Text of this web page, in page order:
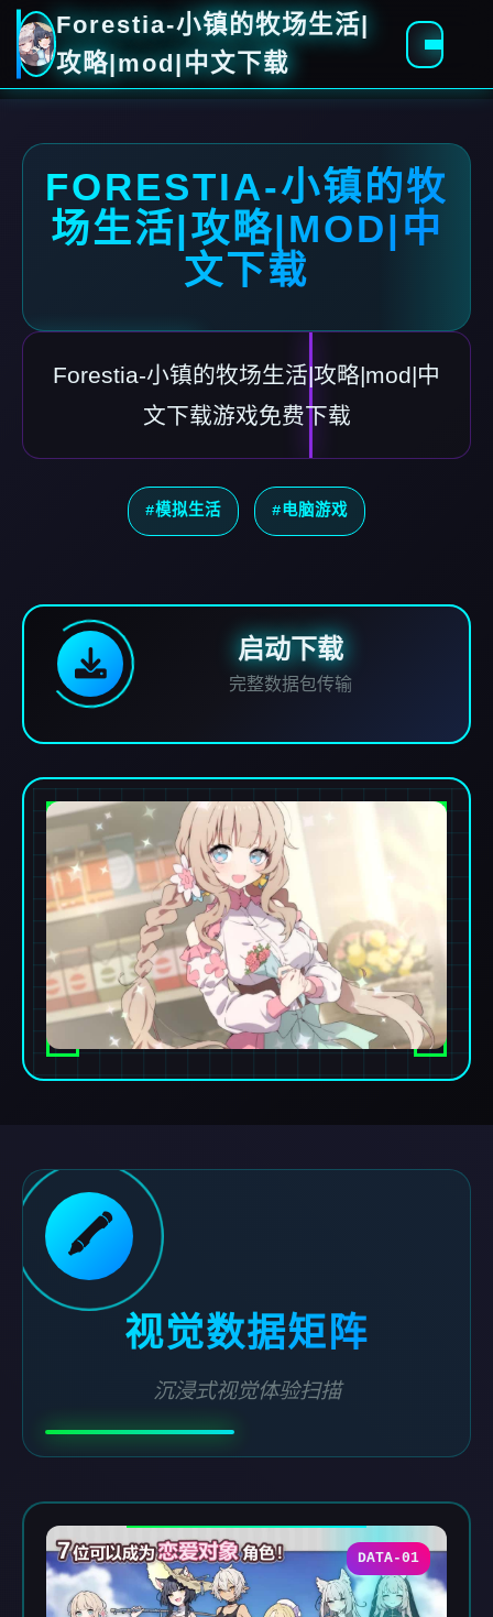
Forestia-小镇的牧场生活|
攻略|mod|中文下载
FORESTIA-小镇的牧
场生活|攻略|MOD|中
文下载
Forestia-小镇的牧场生活|攻略|mod|中
文下载游戏免费下载
#模拟生活 #电脑游戏
启动下载
完整数据包传输
🖍️
视觉数据矩阵
沉浸式视觉体验扫描
DATA-01